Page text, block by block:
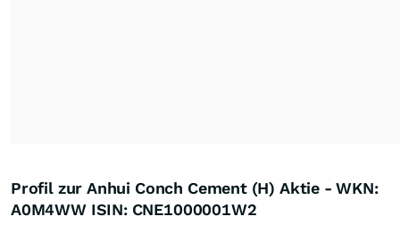
Profil zur Anhui Conch Cement (H) Aktie - WKN:
A0M4WW ISIN: CNE1000001W2